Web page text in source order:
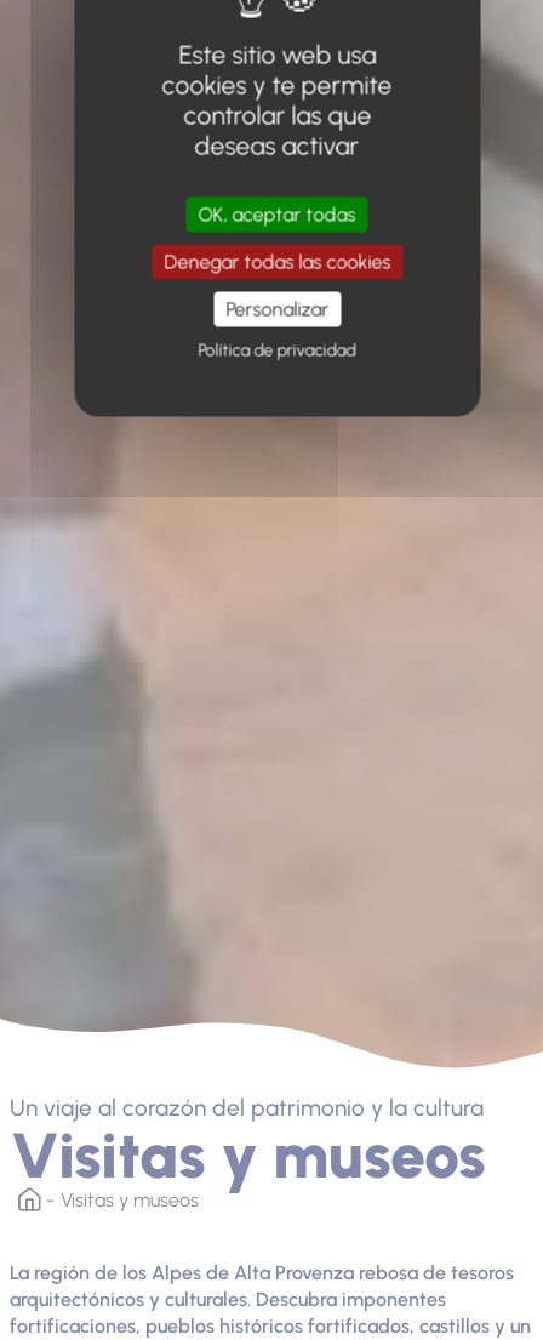
Visitas y museos
Un viaje al corazón del patrimonio y la cultura
Visitas y museos
La región de los Alpes de Alta Provenza rebosa de tesoros
arquitectónicos y culturales. Descubra imponentes
fortificaciones, pueblos históricos fortificados, castillos y un
Este sitio web usa
cookies y te permite
controlar las que
deseas activar
OK, aceptar todas
Denegar todas las cookies
Personalizar
Política de privacidad